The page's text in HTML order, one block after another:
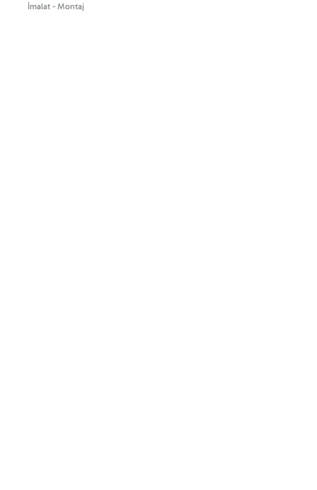
İmalat - Montaj